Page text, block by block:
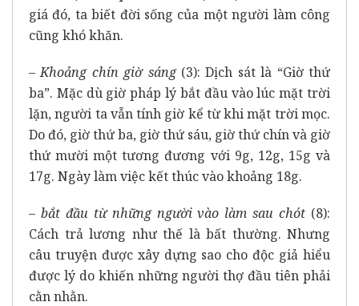
giá đó, ta biết đời sống của một người làm công
cũng khó khăn.
– Khoảng chín giờ sáng (3): Dịch sát là “Giờ thứ
ba”. Mặc dù giờ pháp lý bắt đầu vào lúc mặt trời
lặn, người ta vẫn tính giờ kể từ khi mặt trời mọc.
Do đó, giờ thứ ba, giờ thứ sáu, giờ thứ chín và giờ
thứ mười một tương đương với 9g, 12g, 15g và
17g. Ngày làm việc kết thúc vào khoảng 18g.
– bắt đầu từ những người vào làm sau chót (8):
Cách trả lương như thế là bất thường. Nhưng
câu truyện được xây dựng sao cho độc giả hiểu
được lý do khiến những người thợ đầu tiên phải
cằn nhằn.